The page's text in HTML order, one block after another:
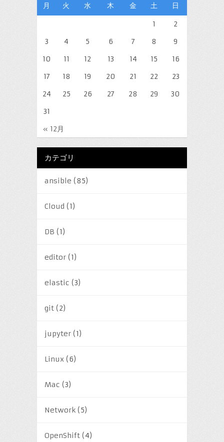
月 火 水 木 金 土 日
« 12月
1
2
3
4 5 6 7 8
9
10
11 12 13 14 15
16
17
18 19 20 21 22
23
24
25 26 27 28 29
30
31
カテゴリ
ansible (85)
Cloud (1)
DB (1)
editor(1)
elastic (3)
git(2)
jupyter(1)
Linux(6)
Mac (3)
Network(5)
OpenShift(4)